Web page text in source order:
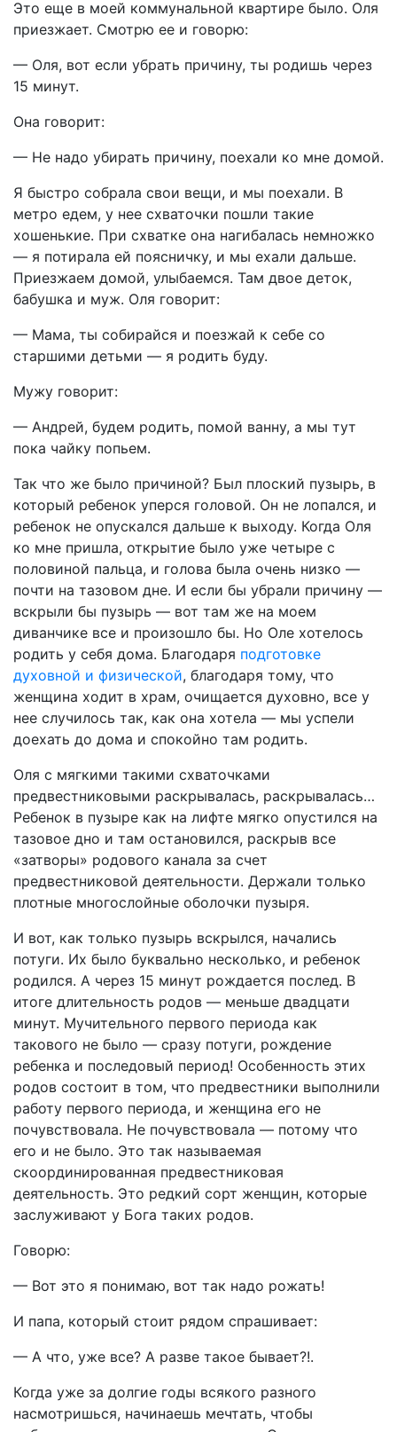
Это еще в моей коммунальной квартире было. Оля
приезжает. Смотрю ее и говорю:
— Оля, вот если убрать причину, ты родишь через
15 минут.
Она говорит:
— Не надо убирать причину, поехали ко мне домой.
Я быстро собрала свои вещи, и мы поехали. В
метро едем, у нее схваточки пошли такие
хошенькие. При схватке она нагибалась немножко
— я потирала ей поясничку, и мы ехали дальше.
Приезжаем домой, улыбаемся. Там двое деток,
бабушка и муж. Оля говорит:
— Мама, ты собирайся и поезжай к себе со
старшими детьми — я родить буду.
Мужу говорит:
— Андрей, будем родить, помой ванну, а мы тут
пока чайку попьем.
Так что же было причиной? Был плоский пузырь, в
который ребенок уперся головой. Он не лопался, и
ребенок не опускался дальше к выходу. Когда Оля
ко мне пришла, открытие было уже четыре с
половиной пальца, и голова была очень низко —
почти на тазовом дне. И если бы убрали причину —
вскрыли бы пузырь — вот там же на моем
диванчике все и произошло бы. Но Оле хотелось
родить у себя дома. Благодаря подготовке
духовной и физической, благодаря тому, что
женщина ходит в храм, очищается духовно, все у
нее случилось так, как она хотела — мы успели
доехать до дома и спокойно там родить.
Оля с мягкими такими схваточками
предвестниковыми раскрывалась, раскрывалась…
Ребенок в пузыре как на лифте мягко опустился на
тазовое дно и там остановился, раскрыв все
«затворы» родового канала за счет
предвестниковой деятельности. Держали только
плотные многослойные оболочки пузыря.
И вот, как только пузырь вскрылся, начались
потуги. Их было буквально несколько, и ребенок
родился. А через 15 минут рождается послед. В
итоге длительность родов — меньше двадцати
минут. Мучительного первого периода как
такового не было — сразу потуги, рождение
ребенка и последовый период! Особенность этих
родов состоит в том, что предвестники выполнили
работу первого периода, и женщина его не
почувствовала. Не почувствовала — потому что
его и не было. Это так называемая
скоординированная предвестниковая
деятельность. Это редкий сорт женщин, которые
заслуживают у Бога таких родов.
Говорю:
— Вот это я понимаю, вот так надо рожать!
И папа, который стоит рядом спрашивает:
— А что, уже все? А разве такое бывает?!.
Когда уже за долгие годы всякого разного
насмотришься, начинаешь мечтать, чтобы